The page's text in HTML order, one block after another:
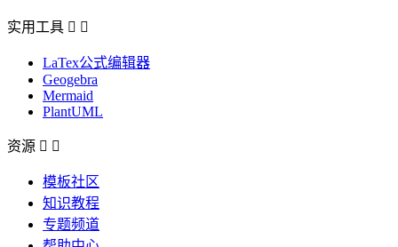
实用工具  
LaTex公式编辑器
Geogebra
Mermaid
PlantUML
资源  
模板社区
知识教程
专题频道